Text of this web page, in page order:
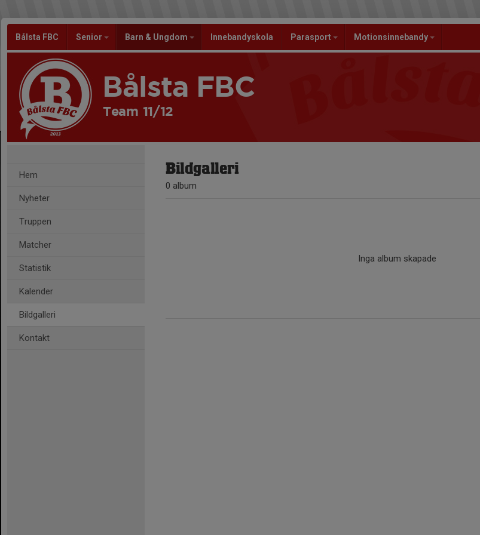
Bålsta FBC Senior Barn & Ungdom Innebandyskola Parasport Motionsinnebandy
Bålsta FBC
Team 11/12
Hem
Nyheter
Truppen
Matcher
Statistik
Kalender
Bildgalleri
Kontakt
Bildgalleri
0 album
Inga album skapade